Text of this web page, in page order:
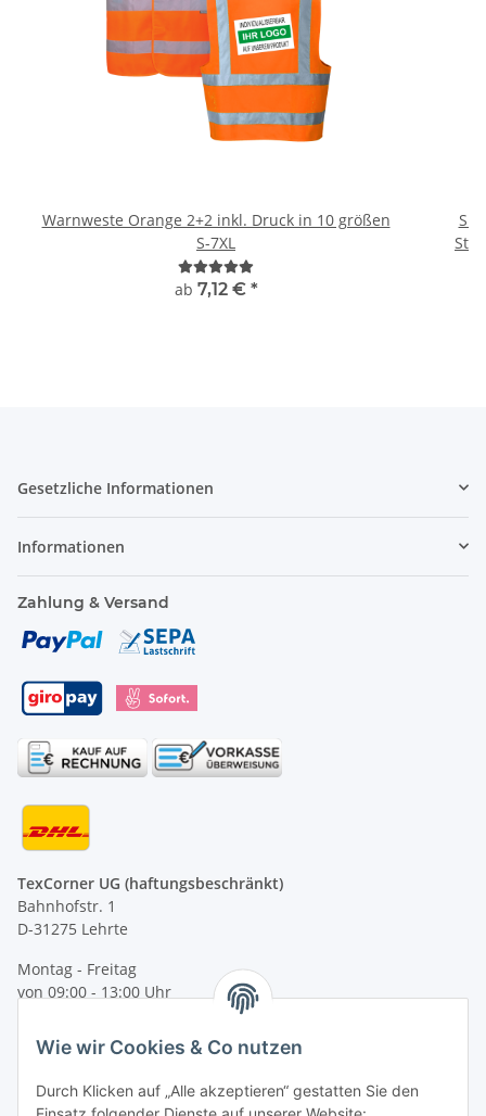
Warnweste Orange 2+2 inkl. Druck in 10 größen
S-7XL
ab 7,12 € *
Gesetzliche Informationen
Informationen
Zahlung & Versand
TexCorner UG (haftungsbeschränkt)
Bahnhofstr. 1
D-31275 Lehrte
Montag - Freitag
von 09:00 - 13:00 Uhr
Tel: +49 (0) 5132 8230689
E-Mail:mail@texcorner.de
Wie wir Cookies & Co nutzen
Durch Klicken auf „Alle akzeptieren“ gestatten Sie den